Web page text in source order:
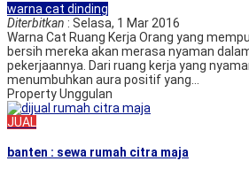
warna cat dinding
Diterbitkan : Selasa, 1 Mar 2016
Warna Cat Ruang Kerja Orang yang
bersih mereka akan merasa nyaman
pekerjaannya. Dari ruang kerja yang
menumbuhkan aura positif yang...
Property Unggulan
JUAL
banten : sewa rumah citra maja